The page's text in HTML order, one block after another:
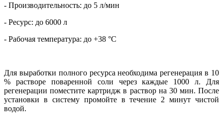
- Производительность: до 5 л/мин
- Ресурс: до 6000 л
- Рабочая температура: до +38 °С
Для выработки полного ресурса необходима регенерация в 10
% растворе поваренной соли через каждые 1000 л. Для
регенерации поместите картридж в раствор на 30 мин. После
установки в систему промойте в течение 2 минут чистой
водой.